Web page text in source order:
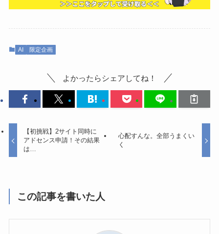
AI 限定企画
よかったらシェアしてね！
【初挑戦】2サイト同時に
アドセンス申請！その結果
は…
心配すんな。全部うまくい
く
この記事を書いた人